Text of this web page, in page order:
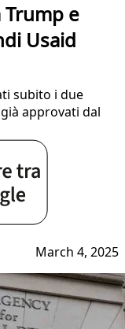
Trump e
Usaid
subito i due
approvati dal
March 4, 2025